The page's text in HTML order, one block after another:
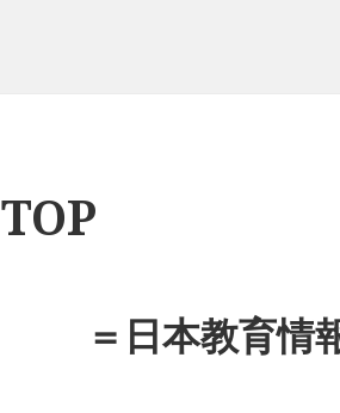
TOP
＝日本教育情